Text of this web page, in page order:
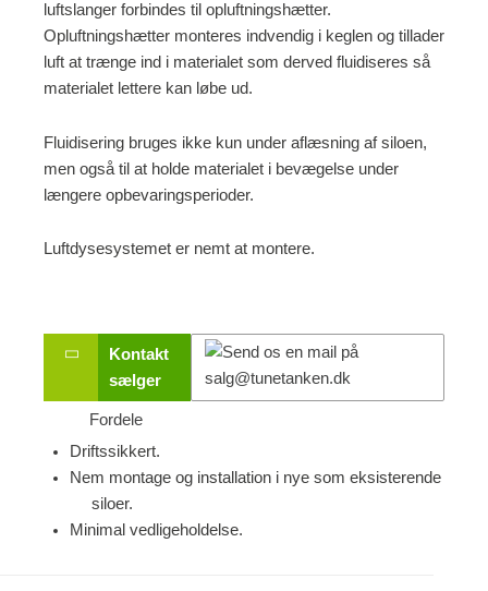
luftslanger forbindes til opluftningshætter.
Opluftningshætter monteres indvendig i keglen og tillader
luft at trænge ind i materialet som derved fluidiseres så
materialet lettere kan løbe ud.
Fluidisering bruges ikke kun under aflæsning af siloen,
men også til at holde materialet i bevægelse under
længere opbevaringsperioder.
Luftdysesystemet er nemt at montere.
Kontakt
sælger
Fordele
Driftssikkert.
Nem montage og installation i nye som eksisterende
siloer.
Minimal vedligeholdelse.